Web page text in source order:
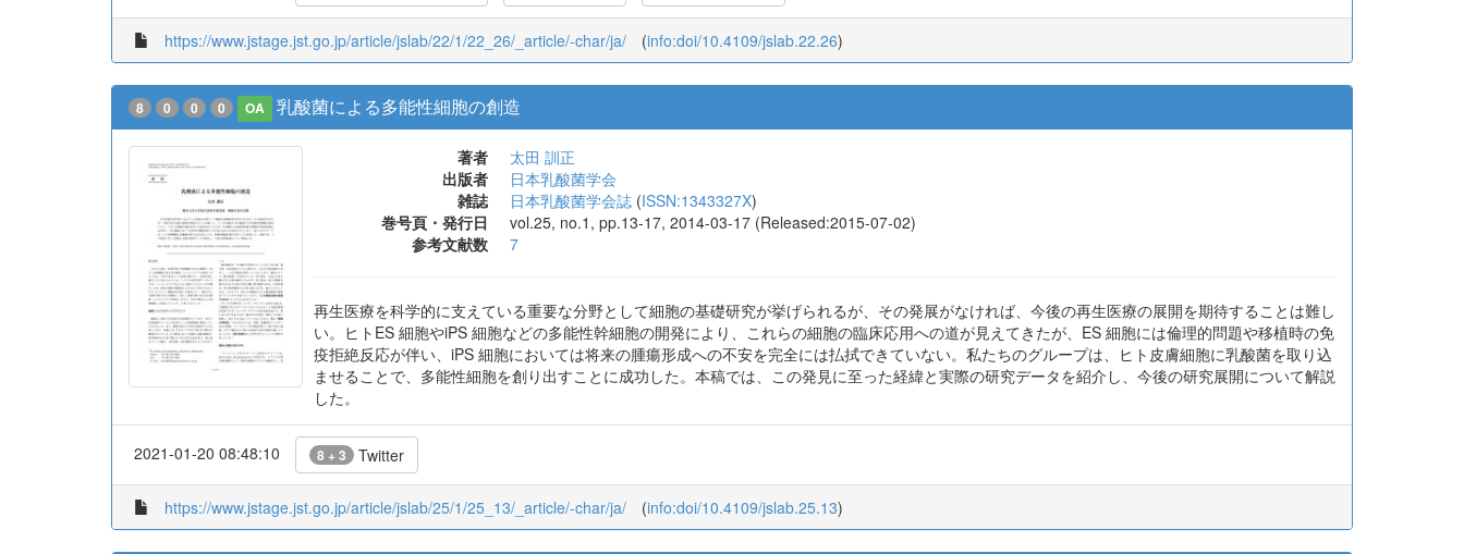
https://www.jstage.jst.go.jp/article/jslab/22/1/22_26/_article/-char/ja/ (info:doi/10.4109/jslab.22.26)
8 0 0 0 OA 乳酸菌による多能性細胞の創造
著者
太田 訓正
出版者
日本乳酸菌学会
雑誌
日本乳酸菌学会誌 (ISSN:1343327X)
巻号頁・発行日
vol.25, no.1, pp.13-17, 2014-03-17 (Released:2015-07-02)
参考文献数
7
再生医療を科学的に支えている重要な分野として細胞の基礎研究が挙げられるが、その発展がなければ、今後の再生医療の展開を期待することは難し
い。ヒトES 細胞やiPS 細胞などの多能性幹細胞の開発により、これらの細胞の臨床応用への道が見えてきたが、ES 細胞には倫理的問題や移植時の免
疫拒絶反応が伴い、iPS 細胞においては将来の腫瘍形成への不安を完全には払拭できていない。私たちのグループは、ヒト皮膚細胞に乳酸菌を取り込
ませることで、多能性細胞を創り出すことに成功した。本稿では、この発見に至った経緯と実際の研究データを紹介し、今後の研究展開について解説
した。
2021-01-20 08:48:10 8 + 3 Twitter
https://www.jstage.jst.go.jp/article/jslab/25/1/25_13/_article/-char/ja/ (info:doi/10.4109/jslab.25.13)